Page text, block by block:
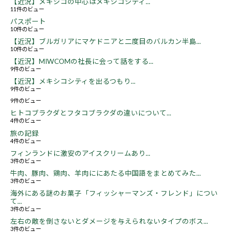
11件のビュー
パスポート
10件のビュー
【近況】ブルガリアにマケドニアと二度目のバルカン半島...
10件のビュー
【近況】MIWCOMの社長に会って話をする...
9件のビュー
【近況】メキシコシティを出るつもり...
9件のビュー
9件のビュー
ヒトコブラクダとフタコブラクダの違いについて...
4件のビュー
旅の記録
4件のビュー
フィンランドに激安のアイスクリームあり...
3件のビュー
牛肉、豚肉、鶏肉、羊肉ににあたる中国語をまとめてみた...
3件のビュー
海外にある謎のお菓子「フィッシャーマンズ・フレンド」につい
て...
3件のビュー
左右の敵を倒さないとダメージを与えられないタイプのボス...
3件のビュー